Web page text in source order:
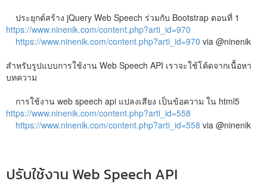
ประยุกต์สร้าง jQuery Web Speech ร่วมกับ Bootstrap ตอนที่ 1
https://www.ninenik.com/content.php?arti_id=970
https://www.ninenik.com/content.php?arti_id=970 via @ninenik
สำหรับรูปแบบการใช้งาน Web Speech API เราจะใช้โค้ดจากเนื้อหา
บทความ
การใช้งาน web speech api แปลงเสียง เป็นข้อความ ใน html5
https://www.ninenik.com/content.php?arti_id=558
https://www.ninenik.com/content.php?arti_id=558 via @ninenik
ปรับใช้งาน Web Speech API